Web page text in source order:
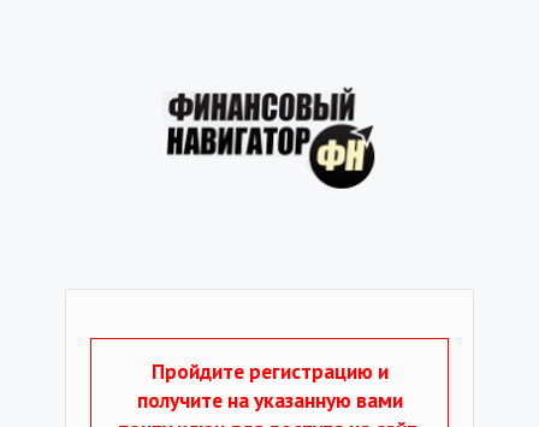
Пройдите регистрацию и
получите на указанную вами